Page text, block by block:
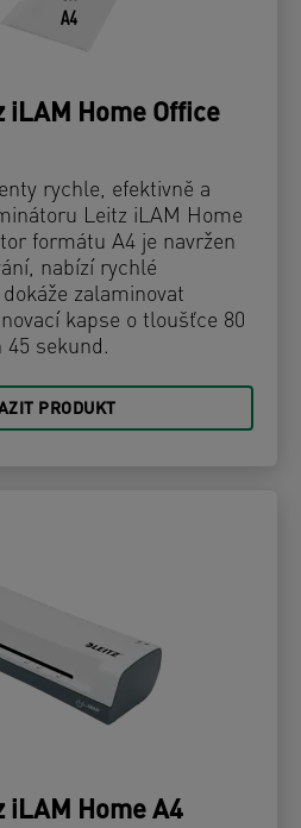
Home Office
rychle, efektivně a
Leitz iLAM Home
formátu A4 je navržen
nabízí rychlé
zalaminovat
kapse o tloušťce 80
45 sekund.
PRODUKT
Home A4